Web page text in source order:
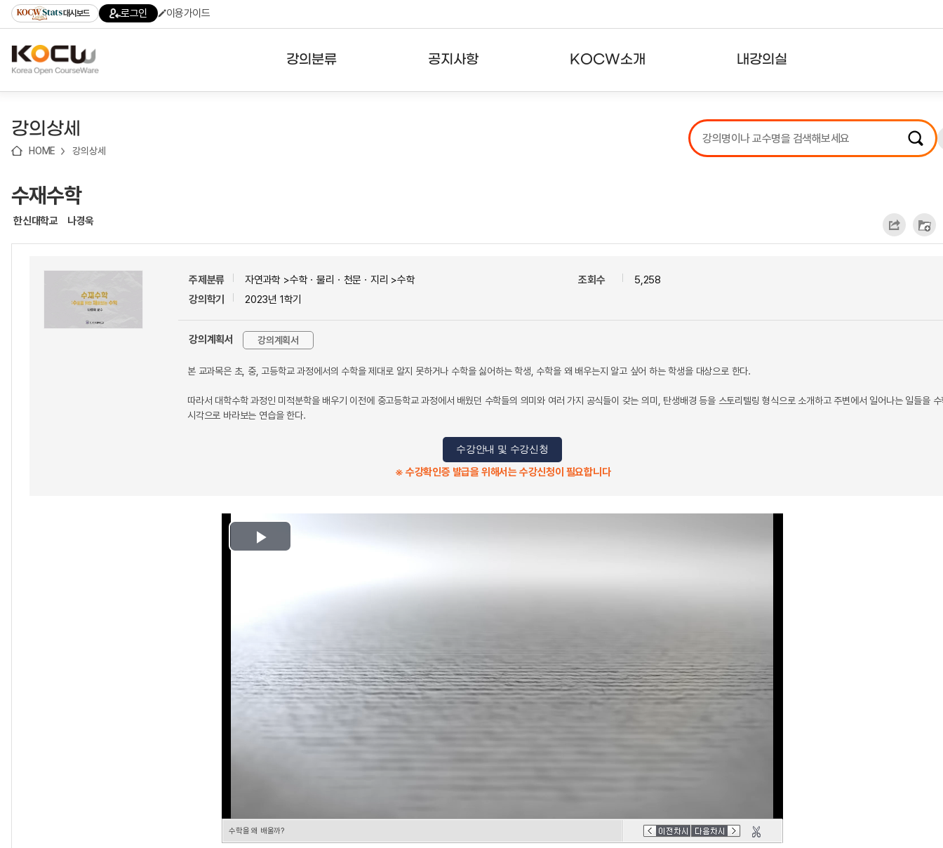
기
기
기
content)
가
대시보드 로그인 이용가이드
강의분류 공지사항 KOCW소개 내강의실
강의리스트
수강확인증강의
강의상세
HOME 강의상세
수재수학
한신대학교 나경욱
주제분류
자연과학 >수학ㆍ물리ㆍ천문ㆍ지리 >수학
강의학기
2023년 1학기
조회수 5,258
강의계획서 강의계획서
본 교과목은 초, 중, 고등학교 과정에서의 수학을 제대로 알지 못하거나 수학을 싫어하는 학생, 수학을 왜 배우는지 알고 싶어 하는 학생을 대상으로 한다.
따라서 대학수학 과정인 미적분학을 배우기 이전에 중고등학교 과정에서 배웠던 수학들의 의미와 여러 가지 공식들이 갖는 의미, 탄생배경 등을 스토리텔링 형식으로 소개하고 주변에서 일어나는 일들을 수
시각으로 바라보는 연습을 한다.
수강안내 및 수강신청
※ 수강확인증 발급을 위해서는 수강신청이 필요합니다
Play
수학을 왜 배울까?